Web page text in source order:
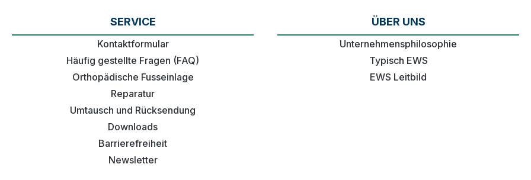
SERVICE
Kontaktformular
Häufig gestellte Fragen (FAQ)
Orthopädische Fusseinlage
Reparatur
Umtausch und Rücksendung
Downloads
Barrierefreiheit
Newsletter
ÜBER UNS
Unternehmensphilosophie
Typisch EWS
EWS Leitbild